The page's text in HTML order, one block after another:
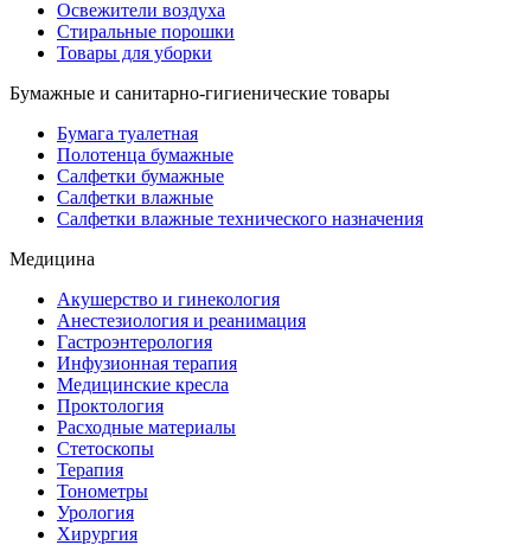
Освежители воздуха
Стиральные порошки
Товары для уборки
Бумажные и санитарно-гигиенические товары
Бумага туалетная
Полотенца бумажные
Салфетки бумажные
Салфетки влажные
Салфетки влажные технического назначения
Медицина
Акушерство и гинекология
Анестезиология и реанимация
Гастроэнтерология
Инфузионная терапия
Медицинские кресла
Проктология
Расходные материалы
Стетоскопы
Терапия
Тонометры
Урология
Хирургия